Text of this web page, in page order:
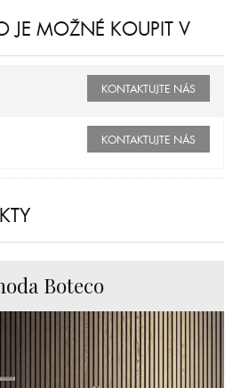
JE MOŽNÉ KOUPIT V
KONTAKTUJTE NÁS
KONTAKTUJTE NÁS
Boteco